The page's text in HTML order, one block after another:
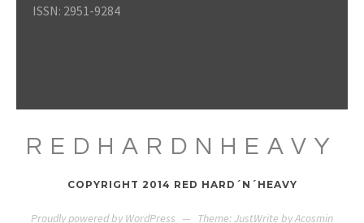
ISSN: 2951-9284
REDHARDNHEAVY
COPYRIGHT 2014 RED HARD´N´HEAVY
Proudly powered by WordPress — Theme: JustWrite byAcosmin